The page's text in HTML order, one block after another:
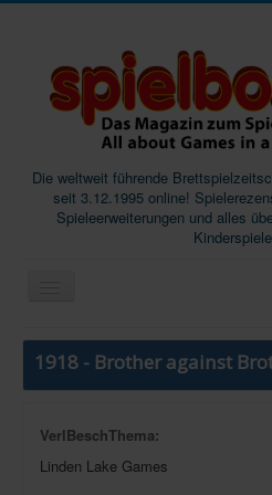
Die weltweit führende
seit 3.12.1995 online!
Spieleerweiterungen und alles
Start
1918 - Brother against
VerlBeschThema:
Linden Lake Games